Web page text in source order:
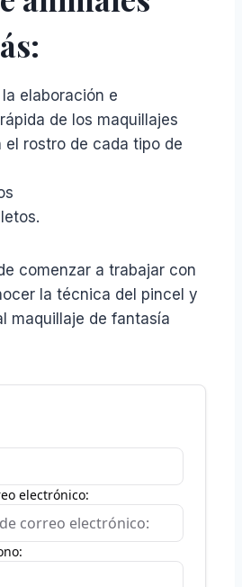
elaboración e
de los maquillajes
el rostro de cada tipo de
comenzar a trabajar con
la técnica del pincel y
maquillaje de fantasía
electrónico: